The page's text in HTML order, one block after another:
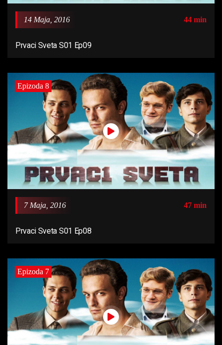
14 Maja, 2016 44 min
Prvaci Sveta S01 Ep09
Epizoda 8
7 Maja, 2016 47 min
Prvaci Sveta S01 Ep08
Epizoda 7